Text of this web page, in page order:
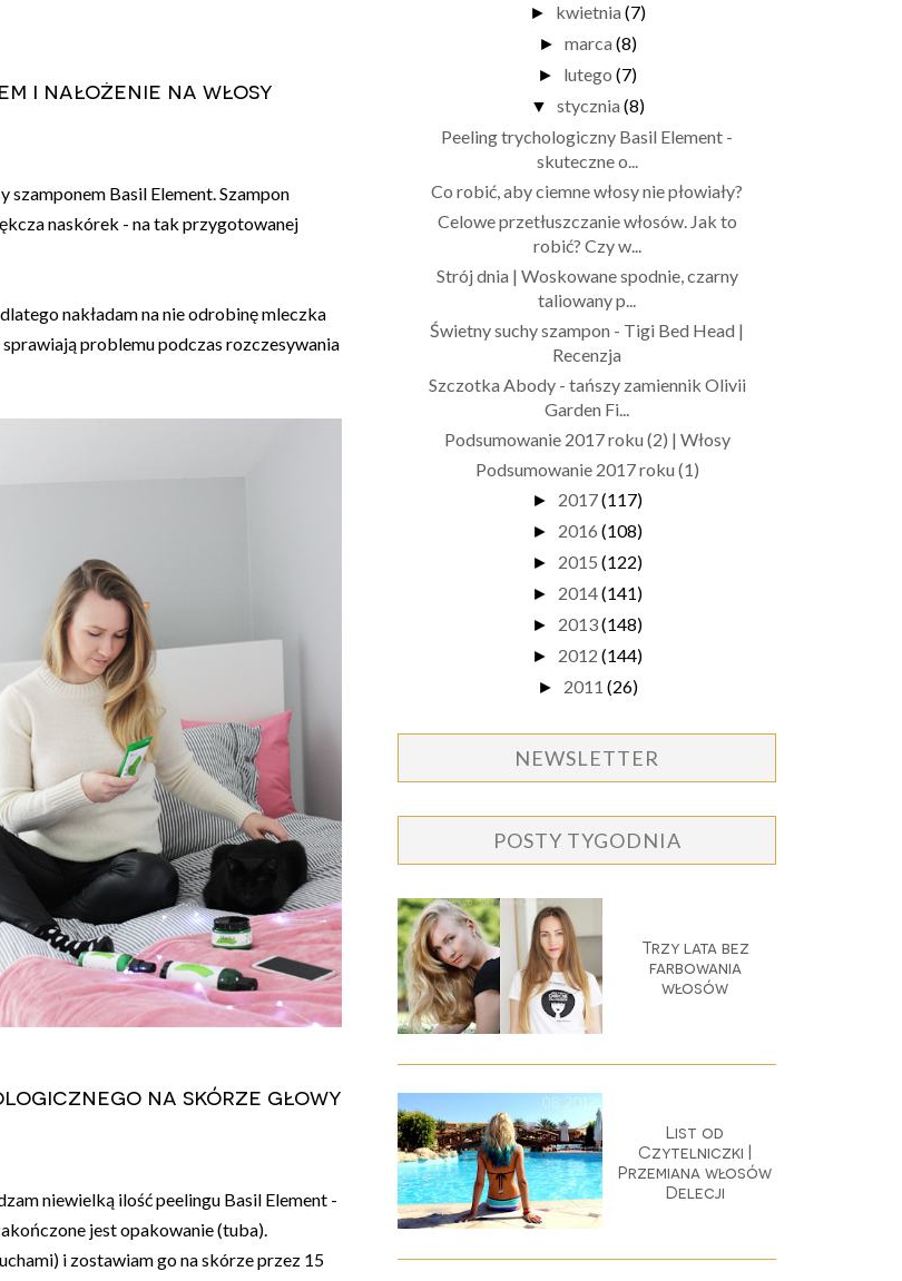
i nałożenie na włosy
szamponem Basil Element. Szampon
naskórek - na tak przygotowanej
nakładam na nie odrobinę mleczka
problemu podczas rozczesywania
na skórze głowy
niewielką ilość peelingu Basil Element -
jest opakowanie (tuba).
i zostawiam go na skórze przez 15
► kwietnia (7)
► marca (8)
► lutego (7)
▼ stycznia (8)
Peeling trychologiczny Basil Element -
skuteczne o...
Co robić, aby ciemne włosy nie płowiały?
Celowe przetłuszczanie włosów. Jak to
robić? Czy w...
Strój dnia | Woskowane spodnie, czarny
taliowany p...
Świetny suchy szampon - Tigi Bed Head |
Recenzja
Szczotka Abody - tańszy zamiennik Olivii
Garden Fi...
Podsumowanie 2017 roku (2) | Włosy
Podsumowanie 2017 roku (1)
► 2017(117)
► 2016 (108)
► 2015 (122)
► 2014(141)
► 2013(148)
► 2012 (144)
► 2011 (26)
NEWSLETTER
POSTY TYGODNIA
Trzy lata bez
farbowania
włosów
List od
Czytelniczki |
Przemiana włosów
Delecji